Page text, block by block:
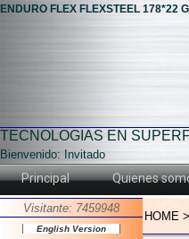
ENDURO FLEX FLEXSTEEL 178*22
TECNOLOGIAS EN
Bienvenido: Invitado
Principal Quienes
Visitante: 7459948
English Version
HOME